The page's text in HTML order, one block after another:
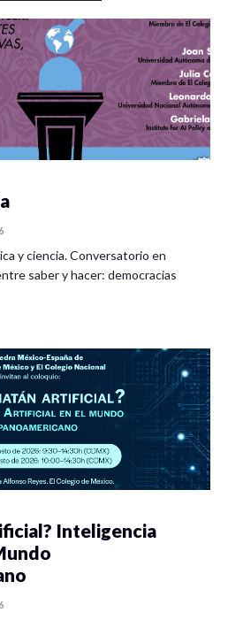
y ciencia. Conversatorio en
saber y hacer: democracias
Inteligencia